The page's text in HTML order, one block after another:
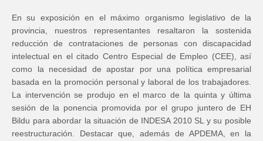
En su exposición en el máximo organismo legislativo de la
provincia, nuestros representantes resaltaron la sostenida
reducción de contrataciones de personas con discapacidad
intelectual en el citado Centro Especial de Empleo (CEE), así
como la necesidad de apostar por una política empresarial
basada en la promoción personal y laboral de los trabajadores.
La intervención se produjo en el marco de la quinta y última
sesión de la ponencia promovida por el grupo juntero de EH
Bildu para abordar la situación de INDESA 2010 SL y su posible
reestructuración. Destacar que, además de APDEMA, en la